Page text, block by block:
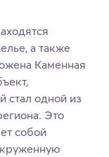
а также
Каменная
стал одной из
Это
собой